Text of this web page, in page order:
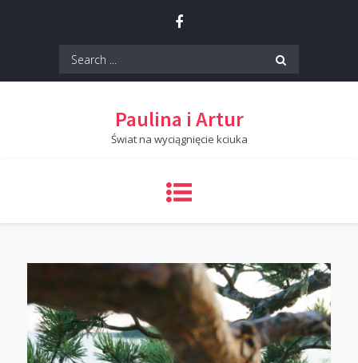
Search
Paulina i Artur
Świat na wyciągnięcie kciuka